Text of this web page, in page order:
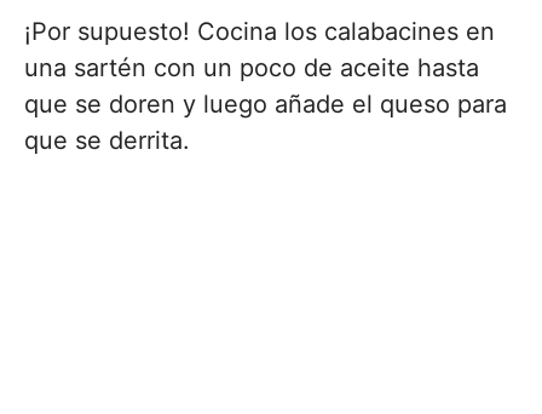
¡Por supuesto! Cocina los calabacines en
una sartén con un poco de aceite hasta
que se doren y luego añade el queso para
que se derrita.